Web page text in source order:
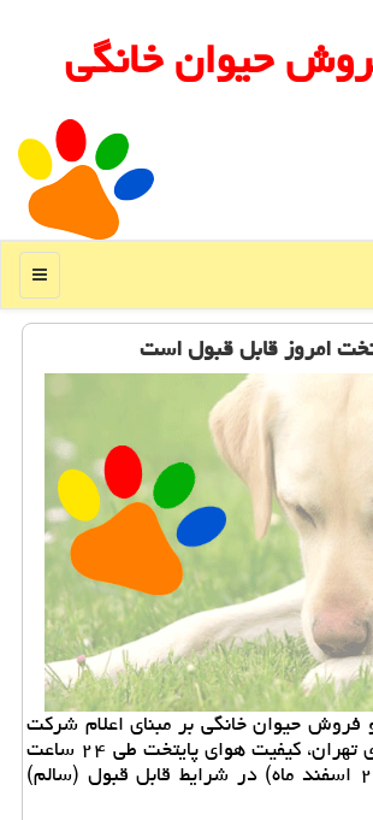
حیوان خانگی
منو
امروز قابل قبول است
حیوان خانگی بر مبنای اعلام شركت
كنترل كیفیت هوای تهران، كیفیت هوای پایتخت طی ۲۴ ساعت
گذشته و الان (۲۶ اسفند ماه) در شرایط قابل قبول (سالم)